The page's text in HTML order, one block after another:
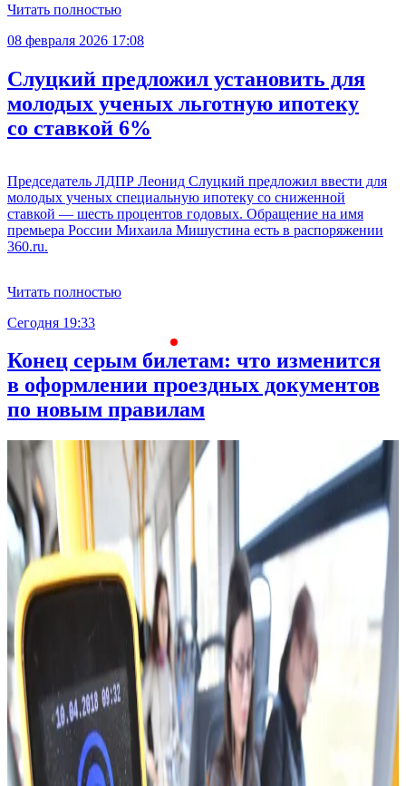
Читать полностью
08 февраля 2026 17:08
Слуцкий предложил установить для
молодых ученых льготную ипотеку
со ставкой 6%
Председатель ЛДПР Леонид Слуцкий предложил ввести для
молодых ученых специальную ипотеку со сниженной
ставкой — шесть процентов годовых. Обращение на имя
премьера России Михаила Мишустина есть в распоряжении
360.ru.
Читать полностью
Сегодня 19:33
Конец серым билетам: что изменится
в оформлении проездных документов
по новым правилам